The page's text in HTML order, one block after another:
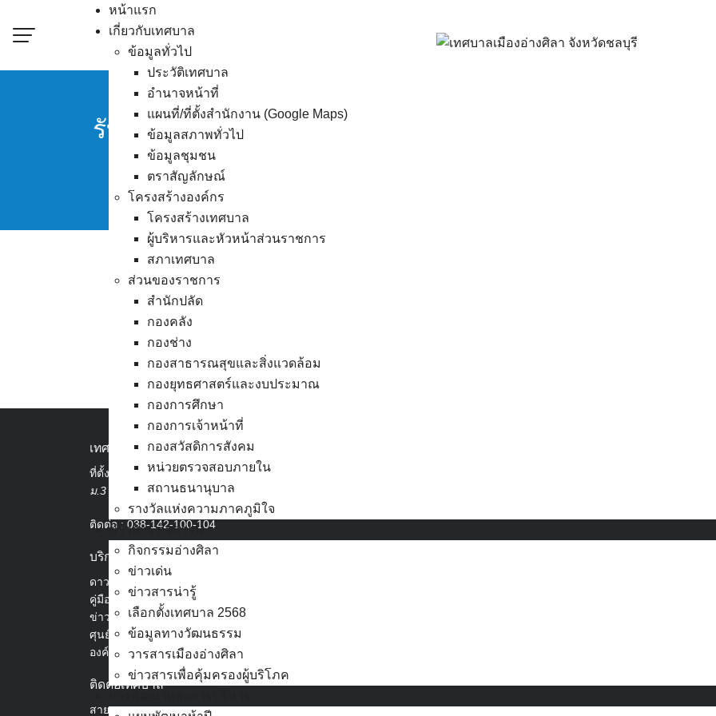
หน้าแรก
เกี่ยวกับเทศบาล
ข้อมูลทั่วไป
ประวัติเทศบาล
อำนาจหน้าที่
แผนที่/ที่ตั้งสำนักงาน (Google Maps)
ข้อมูลสภาพทั่วไป
ข้อมูลชุมชน
ตราสัญลักษณ์
โครงสร้างองค์กร
โครงสร้างเทศบาล
ผู้บริหารและหัวหน้าส่วนราชการ
สภาเทศบาล
ส่วนของราชการ
สำนักปลัด
กองคลัง
กองช่าง
กองสาธารณสุขและสิ่งแวดล้อม
กองยุทธศาสตร์และงบประมาณ
กองการศึกษา
กองการเจ้าหน้าที่
กองสวัสดิการสังคม
หน่วยตรวจสอบภายใน
สถานธนานุบาล
รางวัลแห่งความภาคภูมิใจ
ข่าวสาร กิจกรรม
กิจกรรมอ่างศิลา
ข่าวเด่น
ข่าวสารน่ารู้
เลือกตั้งเทศบาล 2568
ข้อมูลทางวัฒนธรรม
วารสารเมืองอ่างศิลา
ข่าวสารเพื่อคุ้มครองผู้บริโภค
รับสมัครศิษย์พระดาบส รุ่นที่ 48 ฝึกอาชีพฟรี 9 หลักสูตร ช่
เทศบาลเมืองอ่างศิลา
ที่ตั้ง :
สำนักงานเทศบาลเมืองอ่างศิลา 90/338
ม.3 ต.เสม็ด อ.เมือง จ.ชลบุรี 20000
ติดต่อ : 038-142-100-104
บริการประชาชน
ดาวน์โหลดแบบฟอร์ม, เอกสาร
คู่มือสำหรับประชาชน/คู่มือการปฏิบัติงาน
ข่าวสารน่ารู้
ศุนย์ข้อมูลข่าวสารอิเล็กทรอนิกส์
องค์ความรู้ (Knowledge Management)
ติดต่อเทศบาล
สายตรงนายก